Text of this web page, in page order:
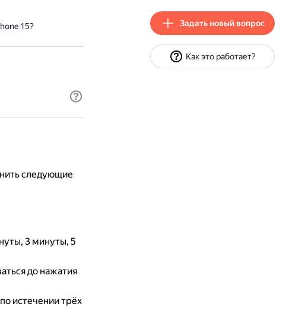
15?
следующие
3 минуты, 5
до нажатия
истечении трёх
Задать новый вопрос
Как это работает?